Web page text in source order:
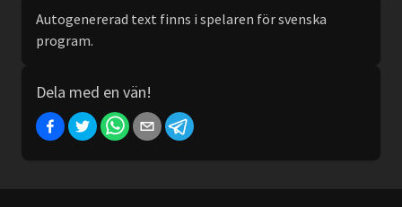
Autogenererad text finns i spelaren för svenska
program.
Dela med en vän!